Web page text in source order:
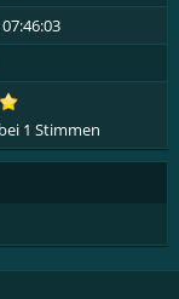
1 Stimmen